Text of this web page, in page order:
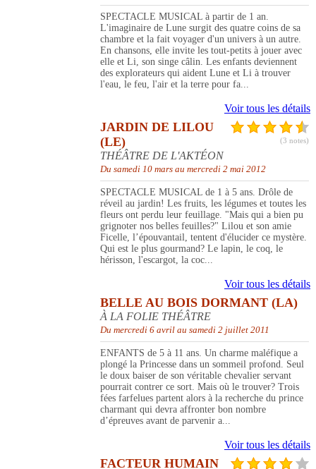
SPECTACLE MUSICAL à partir de 1 an.
L'imaginaire de Lune surgit des quatre coins de sa
chambre et la fait voyager d'un univers à un autre.
En chansons, elle invite les tout-petits à jouer avec
elle et Li, son singe câlin. Les enfants deviennent
des explorateurs qui aident Lune et Li à trouver
l'eau, le feu, l'air et la terre pour fa...
Voir tous les détails
(3 notes)
JARDIN DE LILOU
(LE)
THÉÂTRE DE L'AKTÉON
Du samedi 10 mars au mercredi 2 mai 2012
SPECTACLE MUSICAL de 1 à 5 ans. Drôle de
réveil au jardin! Les fruits, les légumes et toutes les
fleurs ont perdu leur feuillage. "Mais qui a bien pu
grignoter nos belles feuilles?" Lilou et son amie
Ficelle, l’épouvantail, tentent d'élucider ce mystère.
Qui est le plus gourmand? Le lapin, le coq, le
hérisson, l'escargot, la coc...
Voir tous les détails
BELLE AU BOIS DORMANT (LA)
À LA FOLIE THÉÂTRE
Du mercredi 6 avril au samedi 2 juillet 2011
ENFANTS de 5 à 11 ans. Un charme maléfique a
plongé la Princesse dans un sommeil profond. Seul
le doux baiser de son véritable chevalier servant
pourrait contrer ce sort. Mais où le trouver? Trois
fées farfelues partent alors à la recherche du prince
charmant qui devra affronter bon nombre
d’épreuves avant de parvenir a...
Voir tous les détails
FACTEUR HUMAIN